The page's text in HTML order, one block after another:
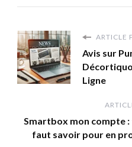
ARTICLE
Avis sur
Ligne
Smartbox mon compte :
faut savoir pour en